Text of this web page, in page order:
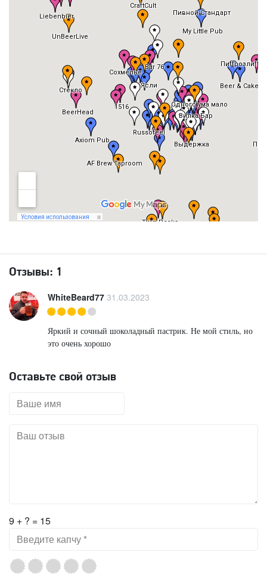
Отзывы: 1
WhiteBeard77 31.03.2023
Яркий и сочный шоколадный пастрик. Не мой стиль, но
это очень хорошо
Оставьте свой отзыв
9 + ? = 15